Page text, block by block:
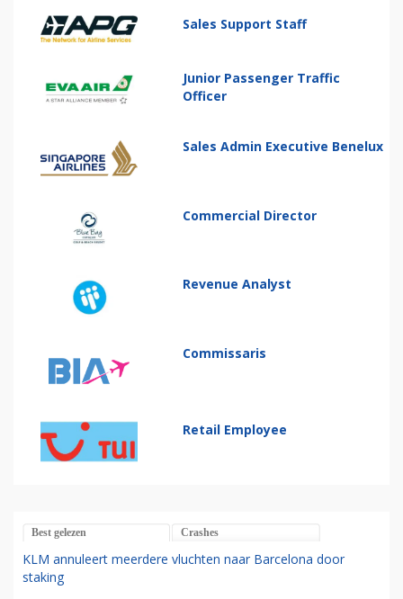
Sales Support Staff
Junior Passenger Traffic
Officer
Sales Admin Executive Benelux
Commercial Director
Revenue Analyst
Commissaris
Retail Employee
Best gelezen Crashes
KLM annuleert meerdere vluchten naar Barcelona door
staking